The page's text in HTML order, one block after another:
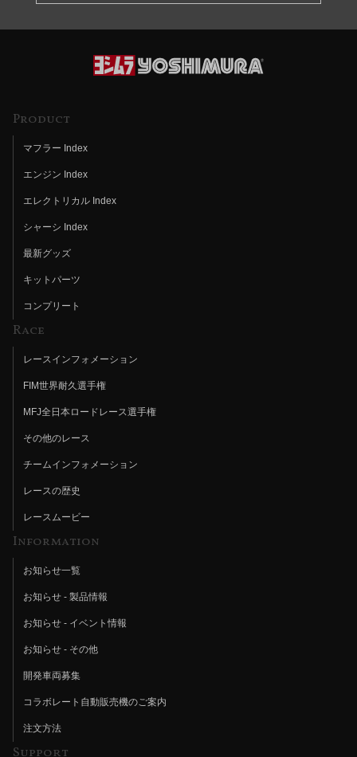
Product
マフラー Index
エンジン Index
エレクトリカル Index
シャーシ Index
最新グッズ
キットパーツ
コンプリート
Race
レースインフォメーション
FIM世界耐久選手権
MFJ全日本ロードレース選手権
その他のレース
チームインフォメーション
レースの歴史
レースムービー
Information
お知らせ一覧
お知らせ - 製品情報
お知らせ - イベント情報
お知らせ - その他
開発車両募集
コラボレート自動販売機のご案内
注文方法
Support